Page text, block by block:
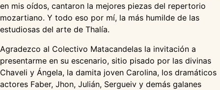
en mis oídos, cantaron la mejores piezas del repertorio
mozartiano. Y todo eso por mí, la más humilde de las
estudiosas del arte de Thalía.
Agradezco al Colectivo Matacandelas la invitación a
presentarme en su escenario, sitio pisado por las divinas
Chaveli y Ángela, la damita joven Carolina, los dramáticos
actores Faber, Jhon, Julián, Sergueiv y demás galanes